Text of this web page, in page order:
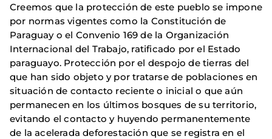
Creemos que la protección de este pueblo se impone
por normas vigentes como la Constitución de
Paraguay o el Convenio 169 de la Organización
Internacional del Trabajo, ratificado por el Estado
paraguayo. Protección por el despojo de tierras del
que han sido objeto y por tratarse de poblaciones en
situación de contacto reciente o inicial o que aún
permanecen en los últimos bosques de su territorio,
evitando el contacto y huyendo permanentemente
de la acelerada deforestación que se registra en el